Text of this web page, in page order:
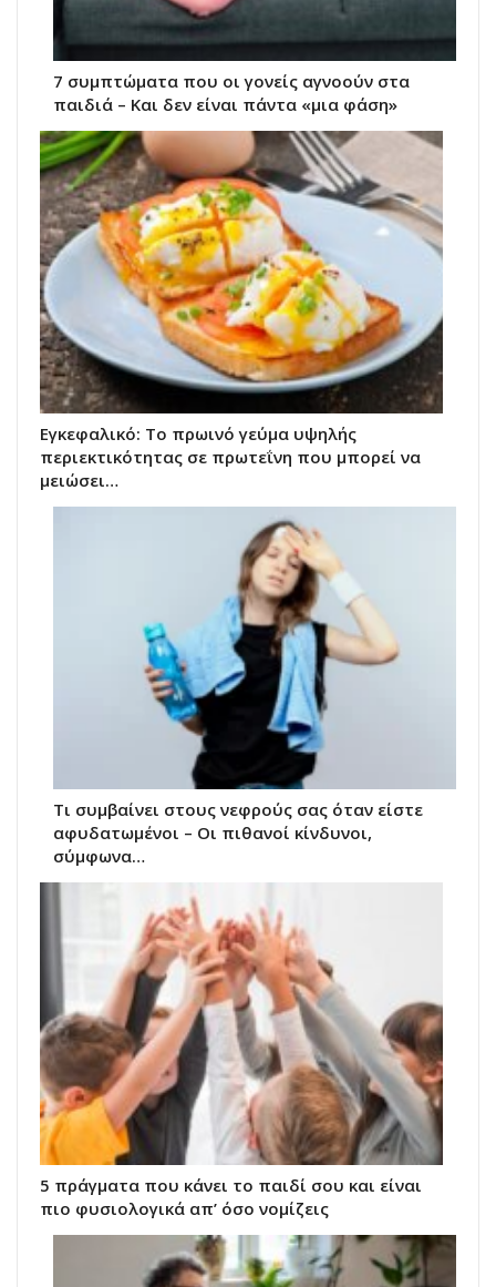
7 συμπτώματα που οι γονείς αγνοούν στα
παιδιά – Και δεν είναι πάντα «μια φάση»
Εγκεφαλικό: Το πρωινό γεύμα υψηλής
περιεκτικότητας σε πρωτεΐνη που μπορεί να
μειώσει…
Τι συμβαίνει στους νεφρούς σας όταν είστε
αφυδατωμένοι – Οι πιθανοί κίνδυνοι,
σύμφωνα…
5 πράγματα που κάνει το παιδί σου και είναι
πιο φυσιολογικά απ’ όσο νομίζεις